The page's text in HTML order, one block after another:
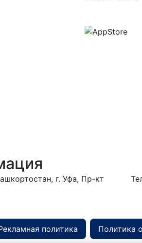
г. Уфа, Пр-кт
политика Политика